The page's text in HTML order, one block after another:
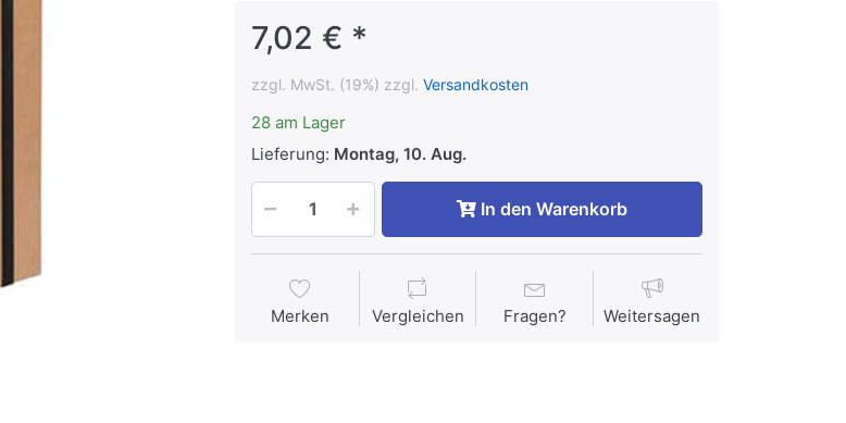
7,02 € *
zzgl. MwSt. (19%) zzgl. Versandkosten
28 am Lager
Lieferung: Montag, 10. Aug.
In den Warenkorb
Merken Vergleichen Fragen? Weitersagen